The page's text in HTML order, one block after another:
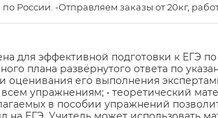
по России. -Отправляем заказы от 20кг,
для эффективной подготовки к ЕГЭ
плана развёрнутого ответа по
оценивания его выполнения
всем упражнениям; • теоретический
в пособии упражнений